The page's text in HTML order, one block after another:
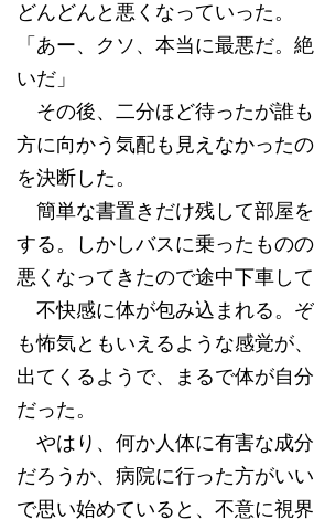
どんどんと悪くなっていった。
「あー、クソ、本当に最悪だ。
いだ」
その後、二分ほど待ったが誰
方に向かう気配も見えなかった
を決断した。
簡単な書置きだけ残して部屋
する。しかしバスに乗ったもの
悪くなってきたので途中下車して
不快感に体が包み込まれる。
も怖気ともいえるような感覚が
出てくるようで、まるで体が自
だった。
やはり、何か人体に有害な成
だろうか、病院に行った方がい
で思い始めていると、不意に視界